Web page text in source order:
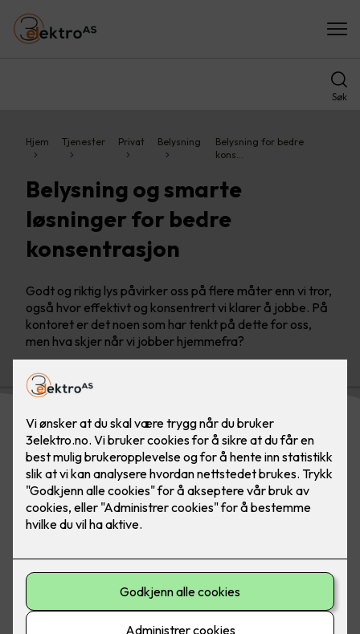
Søk
Hjem Tjenester Privat Belysning
Belysning for bedre
kons…
Belysning og smarte
løsninger for bedre
konsentrasjon
Godt og riktig lys påvirker oss på flere måter enn vi tror,
også hvor effektivt og konsentrert vi klarer å jobbe. På
kontoret er det noen som har tenkt på dette for oss,
men hva skjer når vi jobber hjemmefra?